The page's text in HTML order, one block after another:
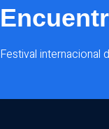
Festival internacional